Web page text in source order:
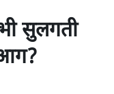
सुलगती
आग?